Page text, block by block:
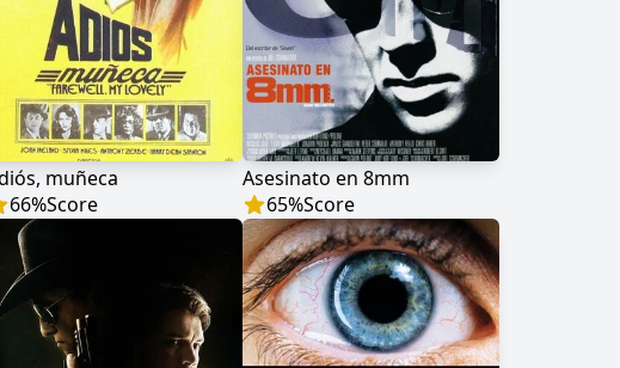
muñeca
66%Score
Asesinato en 8mm
65%Score